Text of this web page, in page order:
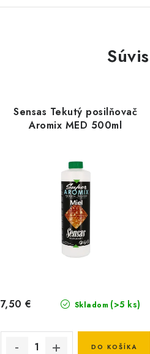
Sensas Tekutý posilňovač
Aromix MED 500ml
Skladom (>5 ks)
7,50 €
DO KOŠÍKA